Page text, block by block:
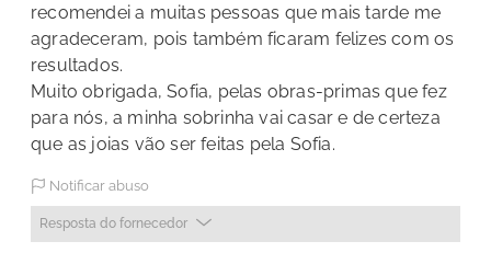
recomendei a muitas pessoas que mais tarde me
agradeceram, pois também ficaram felizes com os
resultados.
Muito obrigada, Sofia, pelas obras-primas que fez
para nós, a minha sobrinha vai casar e de certeza
que as joias vão ser feitas pela Sofia.
Notificar abuso
Resposta do fornecedor